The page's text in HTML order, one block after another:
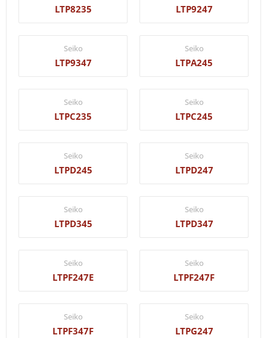
LTP8235 LTP9247
Seiko
LTP9347
Seiko
LTPA245
Seiko
LTPC235
Seiko
LTPC245
Seiko
LTPD245
Seiko
LTPD247
Seiko
LTPD345
Seiko
LTPD347
Seiko
LTPF247E
Seiko
LTPF247F
Seiko
LTPF347F
Seiko
LTPG247